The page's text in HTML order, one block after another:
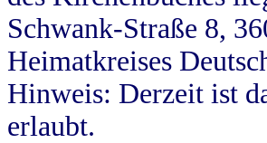
Schwank-Straße 8,
Heimatkreises
Hinweis: Derzeit ist
erlaubt.